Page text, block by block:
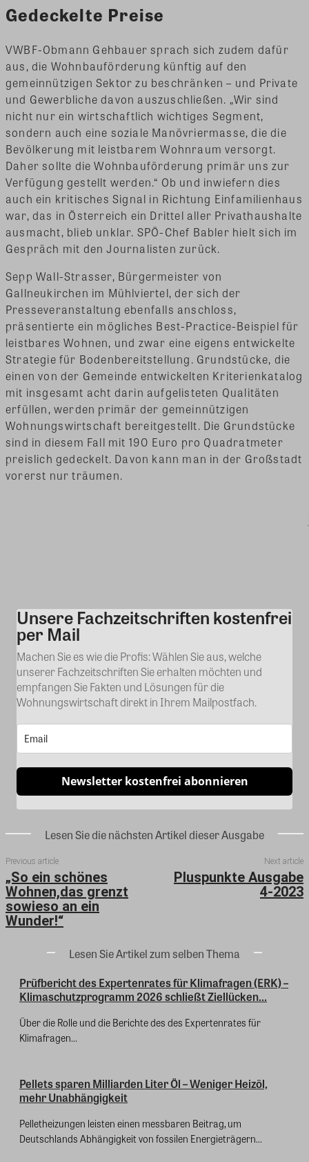
Gedeckelte Preise
VWBF-Obmann Gehbauer sprach sich zudem dafür
aus, die Wohnbauförderung künftig auf den
gemeinnützigen Sektor zu beschränken – und Private
und Gewerbliche davon auszuschließen. „Wir sind
nicht nur ein wirtschaftlich wichtiges Segment,
sondern auch eine soziale Manövriermasse, die die
Bevölkerung mit leistbarem Wohnraum versorgt.
Daher sollte die Wohnbauförderung primär uns zur
Verfügung gestellt werden.“ Ob und inwiefern dies
auch ein kritisches Signal in Richtung Einfamilienhaus
war, das in Österreich ein Drittel aller Privathaushalte
ausmacht, blieb unklar. SPÖ-Chef Babler hielt sich im
Gespräch mit den Journalisten zurück.
Sepp Wall-Strasser, Bürgermeister von
Gallneukirchen im Mühlviertel, der sich der
Presseveranstaltung ebenfalls anschloss,
präsentierte ein mögliches Best-Practice-Beispiel für
leistbares Wohnen, und zwar eine eigens entwickelte
Strategie für Bodenbereitstellung. Grundstücke, die
einen von der Gemeinde entwickelten Kriterienkatalog
mit insgesamt acht darin aufgelisteten Qualitäten
erfüllen, werden primär der gemeinnützigen
Wohnungswirtschaft bereitgestellt. Die Grundstücke
sind in diesem Fall mit 190 Euro pro Quadratmeter
preislich gedeckelt. Davon kann man in der Großstadt
vorerst nur träumen.
Kommentar
Unsere Fachzeitschriften kostenfrei
per Mail
Machen Sie es wie die Profis: Wählen Sie aus, welche
unserer Fachzeitschriften Sie erhalten möchten und
empfangen Sie Fakten und Lösungen für die
Wohnungswirtschaft direkt in Ihrem Mailpostfach.
Newsletter kostenfrei abonnieren
Lesen Sie die nächsten Artikel dieser Ausgabe
Previous article
„So ein schönes
Wohnen,das grenzt
sowieso an ein
Wunder!“
Next article
Pluspunkte Ausgabe
4-2023
Lesen Sie Artikel zum selben Thema
Prüfbericht des Expertenrates für Klimafragen (ERK) –
Klimaschutzprogramm 2026 schließt Ziellücken...
Über die Rolle und die Berichte des des Expertenrates für
Klimafragen...
Pellets sparen Milliarden Liter Öl – Weniger Heizöl,
mehr Unabhängigkeit
Pelletheizungen leisten einen messbaren Beitrag, um
Deutschlands Abhängigkeit von fossilen Energieträgern...